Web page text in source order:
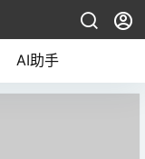
AI助手